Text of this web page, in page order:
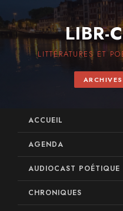
LIBR-
LITTÉRATURES ET
ACCUEIL
AGENDA
AUDIOCAST POÉTIQUE
CHRONIQUES